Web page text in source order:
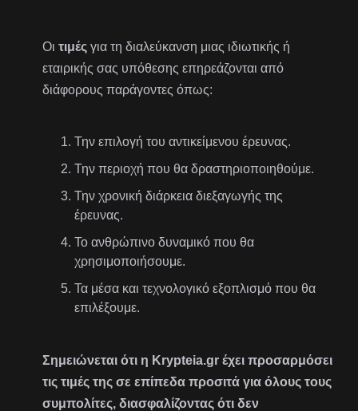
Οιτιμές για τη διαλεύκανση μιας ιδιωτικής ή
εταιρικής σας υπόθεσης επηρεάζονται από
διάφορους παράγοντες όπως:
Την επιλογή του αντικείμενου έρευνας.
Την περιοχή που θα δραστηριοποιηθούμε.
Την χρονική διάρκεια διεξαγωγής της
έρευνας.
Το ανθρώπινο δυναμικό που θα
χρησιμοποιήσουμε.
Τα μέσα και τεχνολογικό εξοπλισμό που θα
επιλέξουμε.
Σημειώνεται ότι η Krypteia.gr έχει προσαρμόσει
τις τιμές της σε επίπεδα προσιτά για όλους τους
συμπολίτες, διασφαλίζοντας ότι δεν